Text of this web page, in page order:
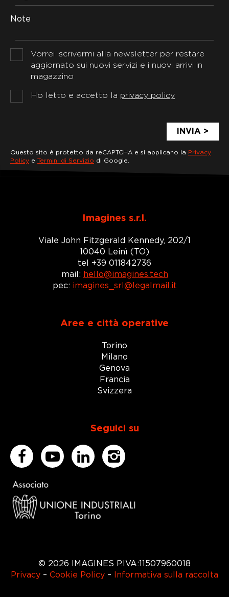
Note
Vorrei iscrivermi alla newsletter per restare
aggiornato sui nuovi servizi e i nuovi arrivi in
magazzino
Ho letto e accetto la privacy policy
Questo sito è protetto da reCAPTCHA e si applicano la Privacy
Policy e Termini di Servizio di Google.
Imagines s.r.l.
Viale John Fitzgerald Kennedy, 202/1
10040 Leinì (TO)
tel +39 011842736
mail: hello@imagines.tech
pec: imagines_srl@legalmail.it
Aree e città operative
Torino
Milano
Genova
Francia
Svizzera
Seguici su
© 2026 IMAGINES P.IVA:11507960018
Privacy – Cookie Policy – Informativa sulla raccolta